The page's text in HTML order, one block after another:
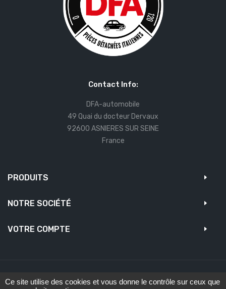
Contact Info:
DFA-automobile
49 Quai du docteur Dervaux
92600 ASNIERES SUR SEINE
France
PRODUITS
NOTRE SOCIÉTÉ
VOTRE COMPTE
Ce site utilise des cookies et vous donne le contrôle sur ceux que